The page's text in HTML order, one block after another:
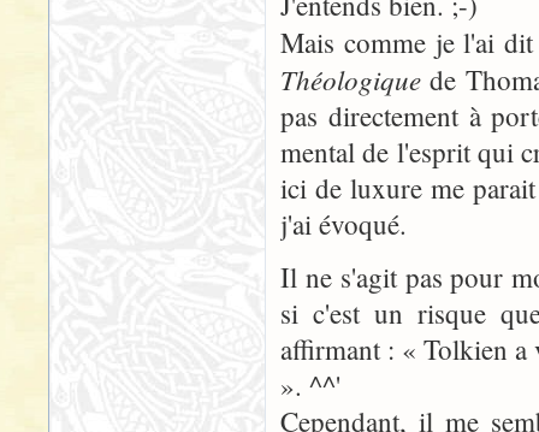
Mais comme je l'ai
Théologique de
pas directement à
mental de l'esprit qui
ici de luxure me
j'ai évoqué.
Il ne s'agit pas pour
si c'est un risque
affirmant : « Tolkien a
». ^^'
Cependant, il me